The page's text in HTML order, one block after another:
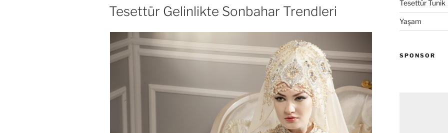
TARIHI
Tesettür Gelinlikte Sonbahar Trendleri
Tesettür Tunik
Yaşam
SPONSOR